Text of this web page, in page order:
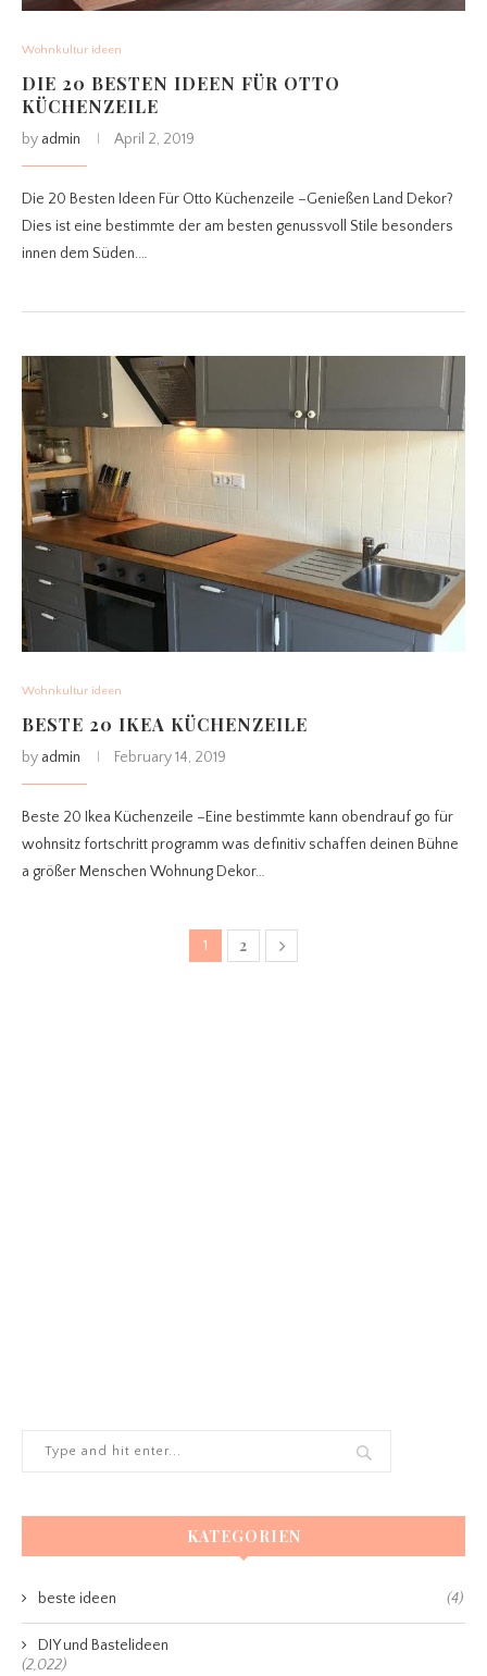
Wohnkultur ideen
DIE 20 BESTEN IDEEN FÜR OTTO
KÜCHENZEILE
by admin April 2, 2019
Die 20 Besten Ideen Für Otto Küchenzeile –Genießen Land Dekor?
Dies ist eine bestimmte der am besten genussvoll Stile besonders
innen dem Süden.…
Wohnkultur ideen
BESTE 20 IKEA KÜCHENZEILE
by admin February 14, 2019
Beste 20 Ikea Küchenzeile –Eine bestimmte kann obendrauf go für
wohnsitz fortschritt programm was definitiv schaffen deinen Bühne
a größer Menschen Wohnung Dekor…
1 2
KATEGORIEN
beste ideen (4)
DIY und Bastelideen
(2,022)